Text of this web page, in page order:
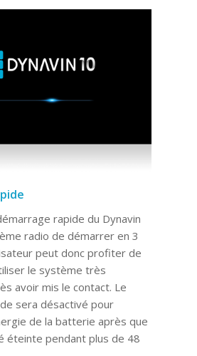
rapide du Dynavin
radio de démarrer en 3
peut donc profiter de
le système très
avoir mis le contact. Le
sera désactivé pour
de la batterie après que
éteinte pendant plus de 48